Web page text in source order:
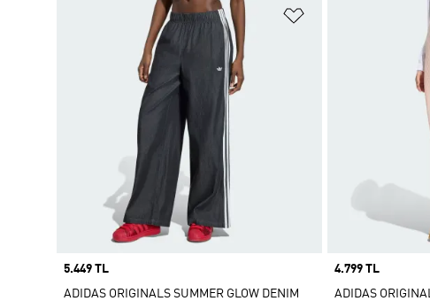
Favori Listesine
Price
5.449 TL
ADIDAS ORIGINALS SUMMER GLOW DENIM
Price
4.799 TL
ADIDAS